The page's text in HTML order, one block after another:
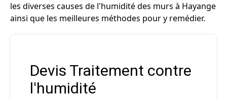
les diverses causes de l'humidité des murs à Hayange
ainsi que les meilleures méthodes pour y remédier.
Devis Traitement contre
l'humidité